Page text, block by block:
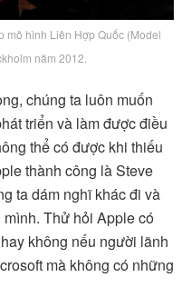
mô hình Liên Hợp Quốc (Model
năm 2012.
chúng ta luôn muốn
triển và làm được điều
thể có được khi thiếu
thành công là Steve
ta dám nghĩ khác đi và
Thử hỏi Apple có
không nếu người lãnh
mà không có những